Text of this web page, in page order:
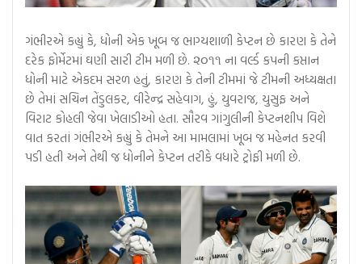
ગંભીરએ કહ્યું કે, ધોની એક ખૂબ જ ભાગ્યશાળી કેપ્ટન છે કારણ કે તેને
દરેક ફોર્મેટમાં ઘણી સારી ટીમ મળી છે. ૨૦૧૧ ના વર્લ્ડ કપની કપ્તાન
ધોની માટે એકદમ સરળ હતું, કારણ કે તેની ટીમમાં જે ટીમની અધ્યક્ષતા
છે તેમાં સચિન તેંડુલકર, વીરેન્દ્ર સહેવાગ, હું, યુવરાજ, યુસુફ અને
વિરાટ કોહલી જેવા ખેલાડીઓ હતા. સૌરવ ગાંગુલીની કેપ્ટનશીપ વિશે
વાત કરતાં ગંભીરએ કહ્યું કે તેમને આ મામલામાં ખૂબ જ મહેનત કરવી
પડી હતી અને તેથી જ ધોનીને કેપ્ટન તરીકે વધારે ટ્રોફી મળી છે.